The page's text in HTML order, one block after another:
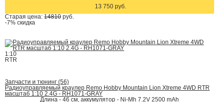
13 750 руб.
Старая цена: 14810 руб.
-7% скидка
1:10
RTR
Запчасти и тюнинг (56)
Радиоуправляемый краулер Remo Hobby Mountain Lion Xtreme 4WD RTR
масштаб 1:10 2.4G - RH1071-GRAY
Длина - 46 см, аккумулятор - Ni-Mh 7.2V 2500 mAh